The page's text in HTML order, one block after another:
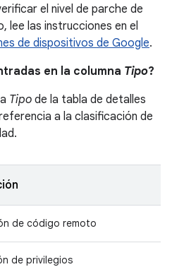
el nivel de parche de
lee las instrucciones en el
de dispositivos de Google.
en la columna Tipo?
Tipo de la tabla de detalles
a la clasificación de
de código remoto
de privilegios